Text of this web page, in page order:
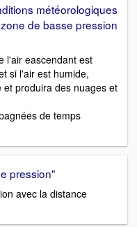
météorologiques
de basse pression
l'air eascendant est
si l'air est humide,
et produira des nuages et
de temps
pression"
avec la distance